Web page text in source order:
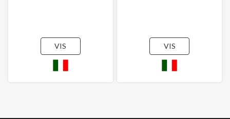
VIS VIS